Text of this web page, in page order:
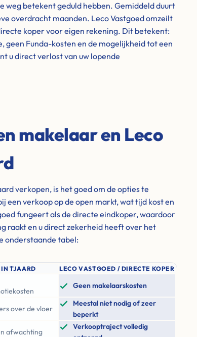
weg betekent geduld hebben. Gemiddeld duurt
overdracht maanden. Leco Vastgoed omzeilt
koper voor eigen rekening. Dit betekent:
geen Funda-kosten en de mogelijkheid tot een
u direct verlost van uw lopende
makelaar en Leco
verkopen, is het goed om de opties te
een verkoop op de open markt, wat tijd kost en
fungeert als de directe eindkoper, waardoor
raakt en u direct zekerheid heeft over het
onderstaande tabel:
TJAARD LECO VASTGOED / DIRECTE KOPER
Geen makelaarskosten
over de vloer
Meestal niet nodig of zeer
beperkt
afwachting
Verkooptraject volledig